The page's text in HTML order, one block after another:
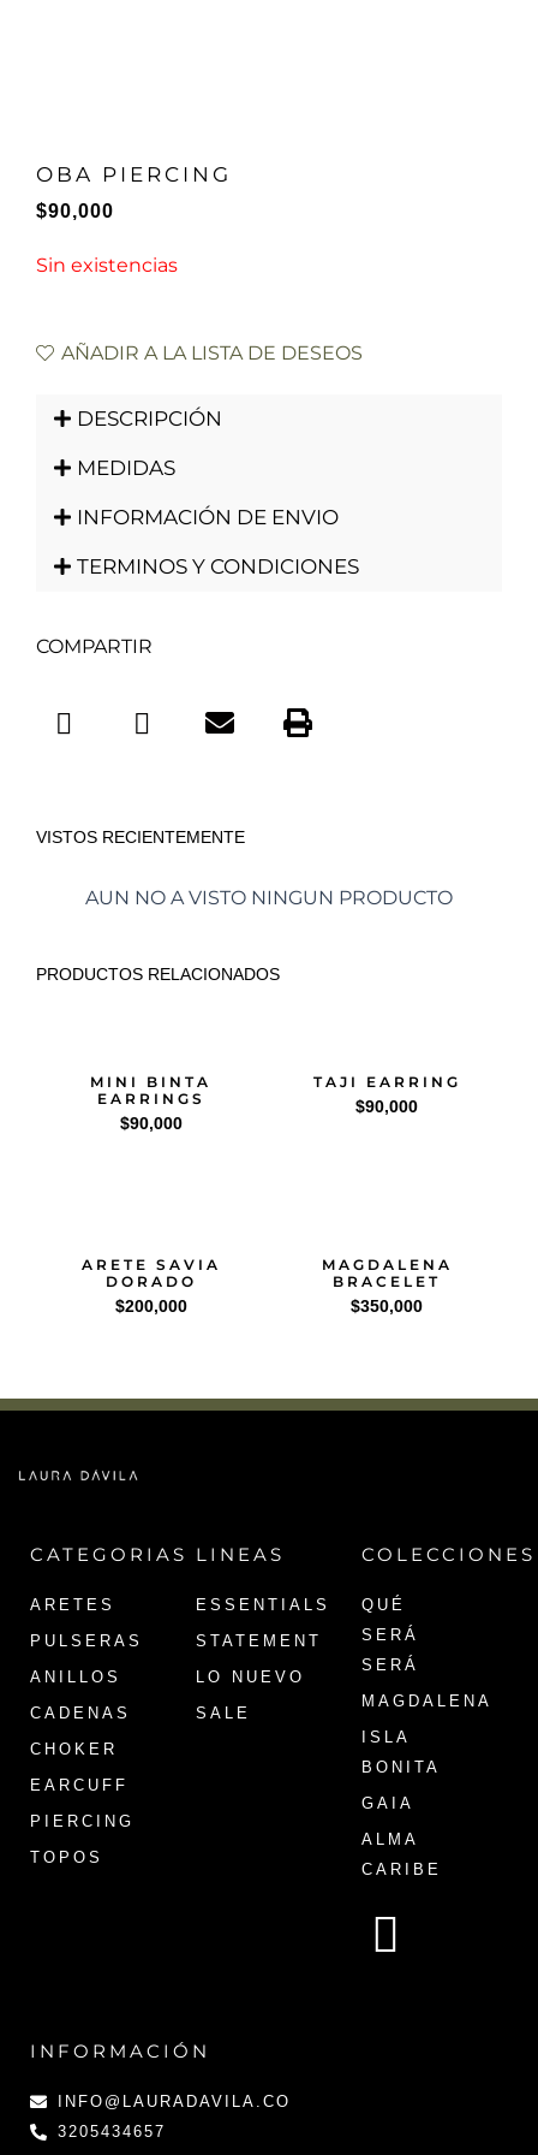
OBA PIERCING
$90,000
Sin existencias
AÑADIR A LA LISTA DE DESEOS
DESCRIPCIÓN
MEDIDAS
INFORMACIÓN DE ENVIO
TERMINOS Y CONDICIONES
COMPARTIR
VISTOS RECIENTEMENTE
AUN NO A VISTO NINGUN PRODUCTO
PRODUCTOS RELACIONADOS
MINI BINTA
EARRINGS
$90,000
TAJI EARRING
$90,000
ARETE SAVIA
DORADO
$200,000
MAGDALENA
BRACELET
$350,000
CATEGORIAS
ARETES
PULSERAS
ANILLOS
CADENAS
CHOKER
EARCUFF
PIERCING
TOPOS
LINEAS
ESSENTIALS
STATEMENT
LO NUEVO
SALE
COLECCIONES
QUÉ
SERÁ
SERÁ
MAGDALENA
ISLA
BONITA
GAIA
ALMA
CARIBE
INFORMACIÓN
INFO@LAURADAVILA.CO
3205434657